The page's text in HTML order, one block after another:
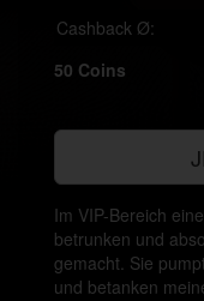
Cashback Ø:
50 Coins
Im VIP-Bereich
betrunken und
gemacht. Sie
und betanken